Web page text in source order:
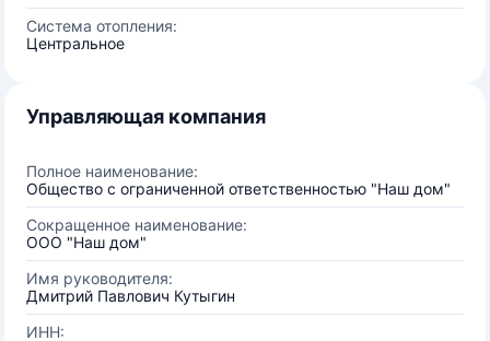
Система отопления:
Центральное
Управляющая компания
Полное наименование:
Общество с ограниченной ответственностью "Наш дом"
Сокращенное наименование:
ООО "Наш дом"
Имя руководителя:
Дмитрий Павлович Кутыгин
ИНН: